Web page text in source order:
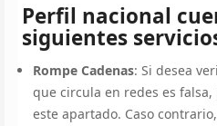
Perfil nacional
siguientes
Rompe Cadenas: Si desea
que circula en redes es
este apartado. Caso